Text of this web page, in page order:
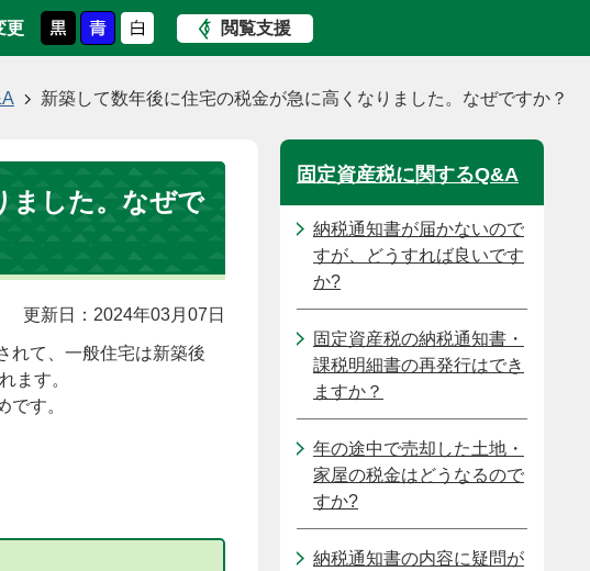
更 閲覧支援
新築して数年後に住宅の税金が急に高くなりました。なぜですか？
ました。なぜで
更新日：2024年03月07日
れて、一般住宅は新築後
ます。
す。
固定資産税に関するQ&A
納税通知書が届かないので
すが、どうすれば良いです
か?
固定資産税の納税通知書・
課税明細書の再発行はでき
ますか？
年の途中で売却した土地・
家屋の税金はどうなるので
すか?
納税通知書の内容に疑問が